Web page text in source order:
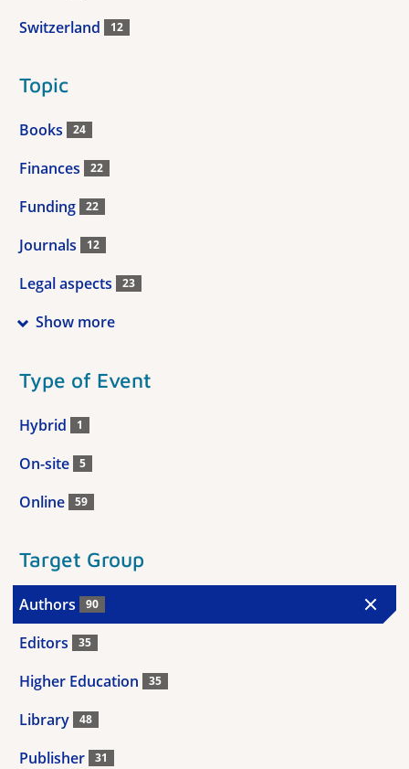
Switzerland 12
Topic
Books 24
Finances 22
Funding 22
Journals 12
Legal aspects 23
Show more
Type of Event
Hybrid 1
On-site 5
Online 59
Target Group
Authors 90
Editors 35
Higher Education 35
Library 48
Publisher 31